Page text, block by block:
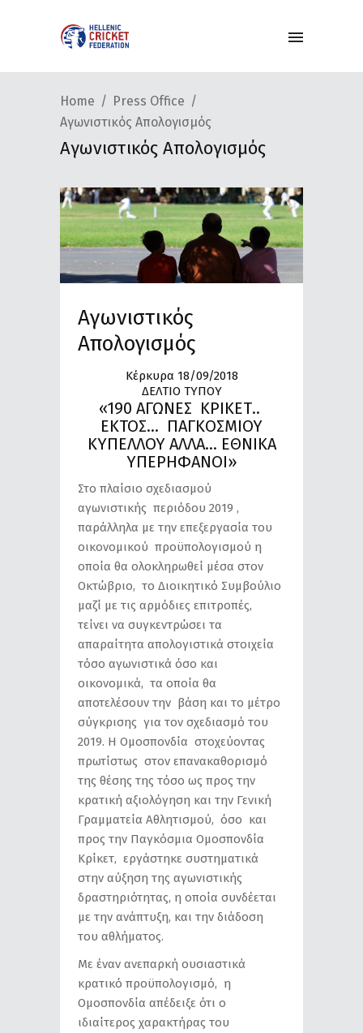
Home
Press Office
Αγωνιστικός Απολογισμός
Αγωνιστικός Απολογισμός
Αγωνιστικός
Απολογισμός
Κέρκυρα 18/09/2018
ΔΕΛΤΙΟ ΤΥΠΟΥ
«190 ΑΓΩΝΕΣ ΚΡΙΚΕΤ..
ΕΚΤΟΣ… ΠΑΓΚΟΣΜΙΟΥ
ΚΥΠΕΛΛΟΥ ΑΛΛΑ… ΕΘΝΙΚΑ
ΥΠΕΡΗΦΑΝΟΙ»
Στο πλαίσιο σχεδιασμού
αγωνιστικής περιόδου 2019 ,
παράλληλα με την επεξεργασία του
οικονομικού προϋπολογισμού η
οποία θα ολοκληρωθεί μέσα στον
Οκτώβριο, το Διοικητικό Συμβούλιο
μαζί με τις αρμόδιες επιτροπές,
τείνει να συγκεντρώσει τα
απαραίτητα απολογιστικά στοιχεία
τόσο αγωνιστικά όσο και
οικονομικά, τα οποία θα
αποτελέσουν την βάση και το μέτρο
σύγκρισης για τον σχεδιασμό του
2019. Η Ομοσπονδία στοχεύοντας
πρωτίστως στον επανακαθορισμό
της θέσης της τόσο ως προς την
κρατική αξιολόγηση και την Γενική
Γραμματεία Αθλητισμού, όσο και
προς την Παγκόσμια Ομοσπονδία
Κρίκετ, εργάστηκε συστηματικά
στην αύξηση της αγωνιστικής
δραστηριότητας, η οποία συνδέεται
με την ανάπτυξη, και την διάδοση
του αθλήματος.
Με έναν ανεπαρκή ουσιαστικά
κρατικό προϋπολογισμό, η
Ομοσπονδία απέδειξε ότι ο
ιδιαίτερος χαρακτήρας του